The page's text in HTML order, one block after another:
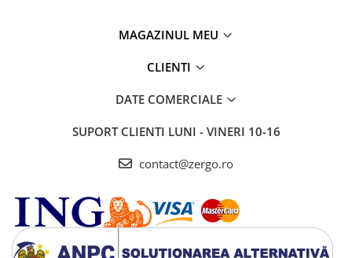
MAGAZINUL MEU
CLIENTI
DATE COMERCIALE
SUPORT CLIENTI LUNI - VINERI 10-16
contact@zergo.ro